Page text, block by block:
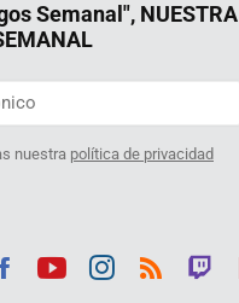
Semanal", NUESTRA
nuestra política de privacidad